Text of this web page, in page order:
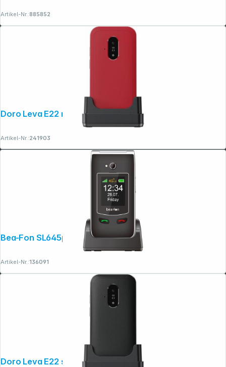
Artikel-Nr.:885852
Doro Leva E22 rot-weiß
Artikel-Nr.:241903
Bea-Fon SL645plus LTE schwarz-silber
Artikel-Nr.:136091
Doro Leva E22 schwarz-weiß